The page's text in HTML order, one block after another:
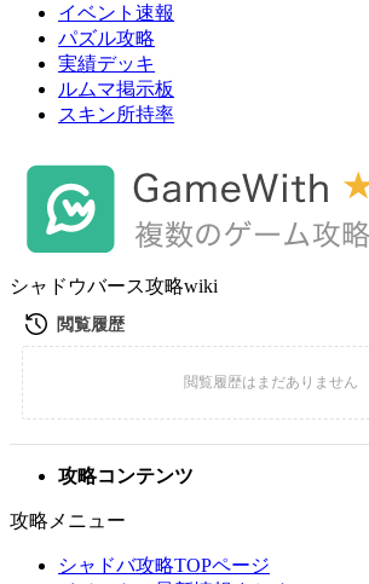
イベント速報
パズル攻略
実績デッキ
ルムマ掲示板
スキン所持率
シャドウバース攻略wiki
攻略コンテンツ
攻略メニュー
シャドバ攻略TOPページ